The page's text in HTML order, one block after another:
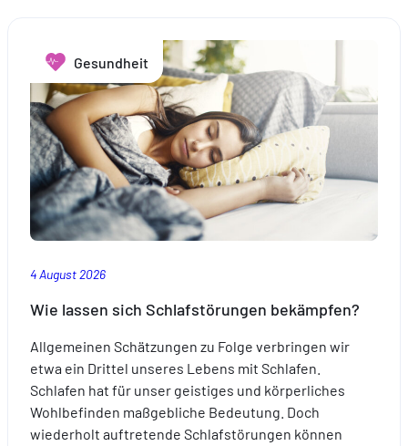
Gesundheit
4 August 2026
Wie lassen sich Schlafstörungen bekämpfen?
Allgemeinen Schätzungen zu Folge verbringen wir
etwa ein Drittel unseres Lebens mit Schlafen.
Schlafen hat für unser geistiges und körperliches
Wohlbefinden maßgebliche Bedeutung. Doch
wiederholt auftretende Schlafstörungen können